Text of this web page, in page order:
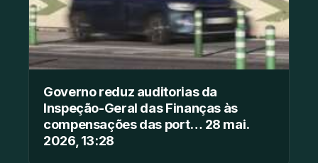
Governo reduz auditorias da
Inspeção-Geral das Finanças às
compensações das port… 28 mai.
2026, 13:28